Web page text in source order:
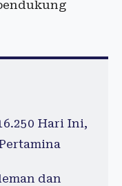
Hari Ini,
dan